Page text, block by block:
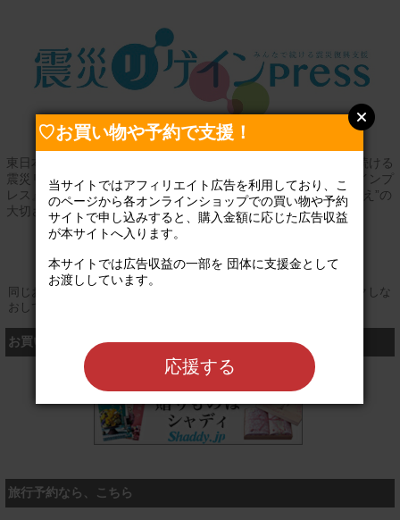
東日本大震災の復興支援を行う方々への中間支援として活動を続ける
震災リゲイン。次の震災に備えること＝教育を軸に『震災リゲインプ
レス』という紙面も発行し、全国に40,000部配布しながら、”備え”の
大切さを発信しています。
同じお買い物やお申し込みを複数回行う場合は、そのたびにクリックしな
おしてください
お買い物するなら、こちら
シャディ
旅行予約なら、こちら
♡お買い物や予約で支援！
当サイトではアフィリエイト広告を利用しており、こ
のページから各オンラインショップでの買い物や予約
サイトで申し込みすると、購入金額に応じた広告収益
が本サイトへ入ります。
本サイトでは広告収益の一部を 団体に支援金として
お渡ししています。
応援する